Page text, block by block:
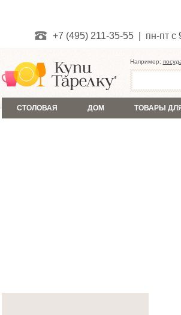
+7 (495) 211-35-55 | пн-пт с
Например:
СТОЛОВАЯ ДОМ ТОВАРЫ